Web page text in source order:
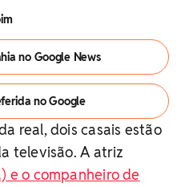
no Google News
no Google
real, dois casais estão
televisão. A atriz
e o companheiro de